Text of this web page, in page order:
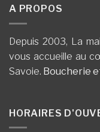
A PROPOS
Depuis 2003, La
vous accueille au
Savoie. Boucherie
HORAIRES